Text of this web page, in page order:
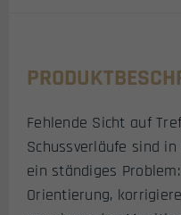
Fehlende Sicht auf
Schussverläufe sind
ein ständiges
Orientierung,